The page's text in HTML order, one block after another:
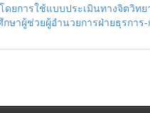
ยการใช้แบบประเมินทางจิตวิท
าผู้ช่วยผู้อำนวยการฝ่ายธุรการ-